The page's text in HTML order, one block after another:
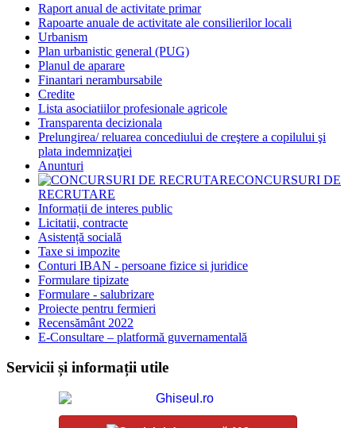
Raport anual de activitate primar
Rapoarte anuale de activitate ale consilierilor locali
Urbanism
Plan urbanistic general (PUG)
Planul de aparare
Finantari nerambursabile
Credite
Lista asociatiilor profesionale agricole
Transparenta decizionala
Prelungirea/ reluarea concediului de creştere a copilului şi
plata indemnizaţiei
Anunturi
CONCURSURI DE
RECRUTARE
Informații de interes public
Licitatii, contracte
Asistență socială
Taxe si impozite
Conturi IBAN - persoane fizice si juridice
Formulare tipizate
Formulare - salubrizare
Proiecte pentru fermieri
Recensământ 2022
E-Consultare – platformă guvernamentală
Servicii și informații utile